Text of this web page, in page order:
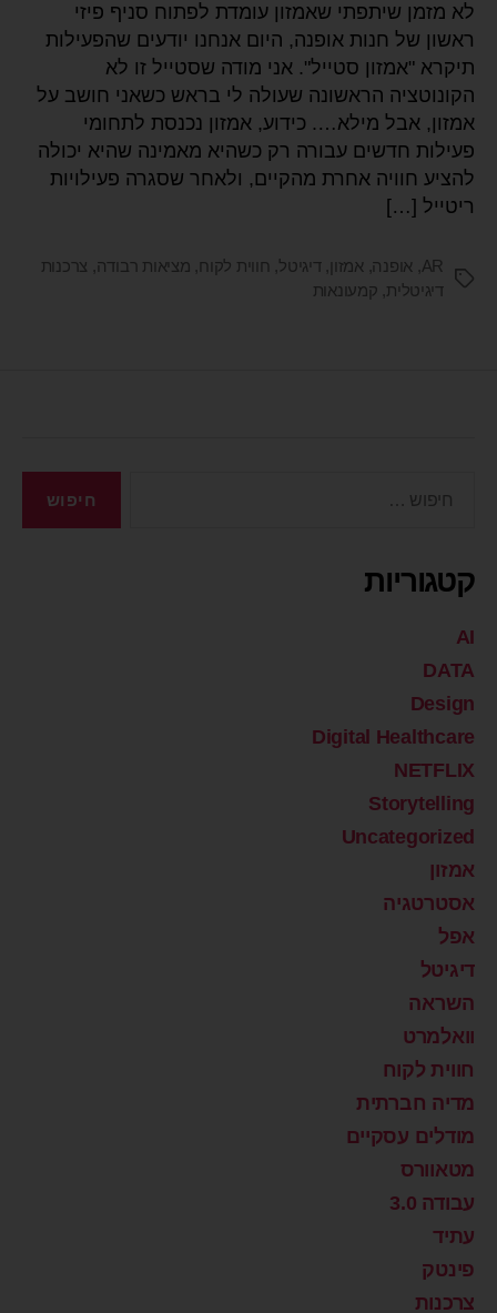
לא מזמן שיתפתי שאמזון עומדת לפתוח סניף פיזי
ראשון של חנות אופנה, היום אנחנו יודעים שהפעילות
תיקרא "אמזון סטייל". אני מודה שסטייל זו לא
הקונוטציה הראשונה שעולה לי בראש כשאני חושב על
אמזון, אבל מילא…. כידוע, אמזון נכנסת לתחומי
פעילות חדשים עבורה רק כשהיא מאמינה שהיא יכולה
להציע חוויה אחרת מהקיים, ולאחר שסגרה פעילויות
ריטייל […]
AR
, אופנה, אמזון ,דיגיטל, חווית לקוח, מציאות רבודה, צרכנות
דיגיטלית, קמעונאות
קטגוריות
AI
DATA
Design
Digital Healthcare
NETFLIX
Storytelling
Uncategorized
אמזון
אסטרטגיה
אפל
דיגיטל
השראה
וואלמרט
חווית לקוח
מדיה חברתית
מודלים עסקיים
מטאוורס
עבודה 3.0
עתיד
פינטק
צרכנות